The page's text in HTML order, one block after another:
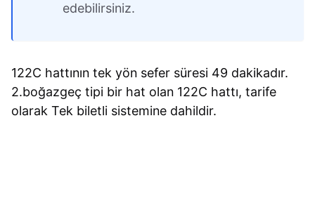
edebilirsiniz.
122C hattının tek yön sefer süresi 49 dakikadır.
2.boğazgeç tipi bir hat olan 122C hattı, tarife
olarak Tek biletli sistemine dahildir.